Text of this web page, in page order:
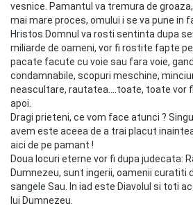
vesnice. Pamantul va tremura de
mai mare proces, omului i se va pune in
Hristos Domnul va rosti sentinta dupa
miliarde de oameni, vor fi rostite fapte
pacate facute cu voie sau fara voie,
condamnabile, scopuri meschine,
neascultare, rautatea….toate, toate vor
apoi.
Dragi prieteni, ce vom face atunci ?
avem este aceea de a trai placut
aici de pe pamant !
Doua locuri eterne vor fi dupa judecata:
Dumnezeu, sunt ingerii, oamenii curatiti
sangele Sau. In iad este Diavolul si toti
lui Dumnezeu.